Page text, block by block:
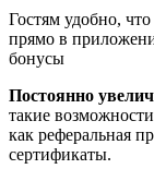
Гостям удобно,
прямо в
бонусы
Постоянно
такие
как реферальная
сертификаты.